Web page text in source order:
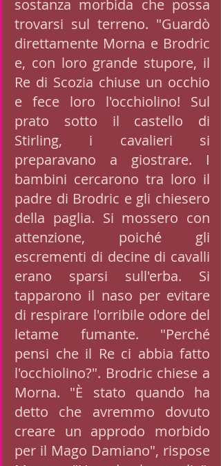
sostanza morbida che possa
trovarsi sul terreno. "Guardò
direttamente Morna e Brodric
e, con loro grande stupore, il
Re di Scozia chiuse un occhio
e fece loro l'occhiolino! Sul
prato sotto il castello di
Stirling, i cavalieri si
preparavano a giostrare. I
bambini cercarono tra loro il
padre di Brodric e gli chiesero
della paglia. Si mossero con
attenzione, poiché gli
escrementi di decine di cavalli
erano sparsi sull'erba. Si
tapparono il naso per evitare
di respirare l'orribile odore del
letame fumante. "Perché
pensi che il Re ci abbia fatto
l'occhiolino?". Brodric chiese a
Morna. "È stato quando ha
detto che avremmo dovuto
creare un approdo morbido
per il Mago Damiano", rispose